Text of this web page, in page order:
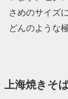
さめのサイズ
どんのような
上海焼きそ